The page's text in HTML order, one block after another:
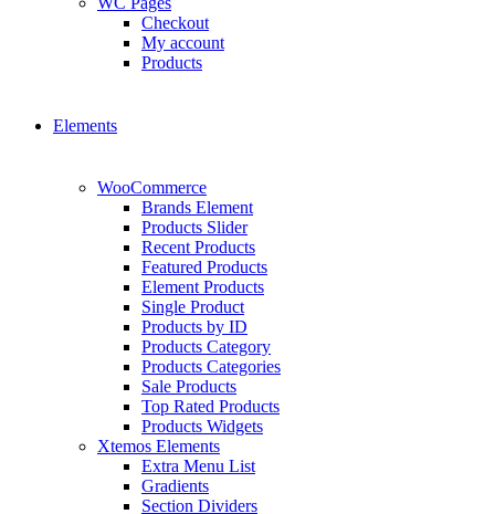
Checkout
My account
Products
Elements
WooCommerce
Brands Element
Products Slider
Recent Products
Featured Products
Element Products
Single Product
Products by ID
Products Category
Products Categories
Sale Products
Top Rated Products
Products Widgets
Xtemos Elements
Extra Menu List
Gradients
Section Dividers